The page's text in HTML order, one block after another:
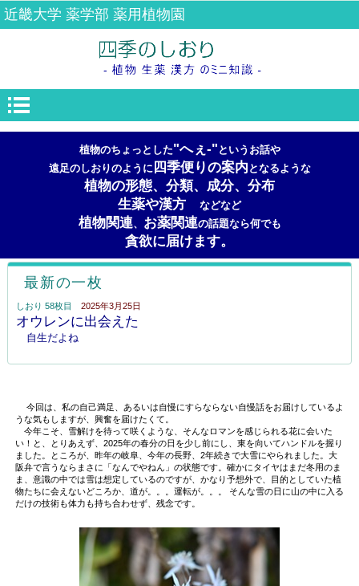
近畿大学 薬学部 薬用植物園
植物のちょっとした"へぇ-" というお話や
遠足のしおりのように四季便りの案内 となるような
植物の形態、分類、成分、分布
生薬や漢方
などなど
植物関連、 お薬関連の話題なら何でも
貪欲に届けます。
最新の一枚
しおり 58枚目 2025年3月25日
オウレンに出会えた
自生だよね
今回は、私の自己満足、あるいは自慢にすらならない自慢話をお届けしているよ
うな気もしますが、興奮を届けたくて。
今年こそ、雪解けを待って咲くような、そんなロマンを感じられる花に会いた
い！と、とりあえず、2025年の春分の日を少し前にし、東を向いてハンドルを握り
ました。ところが、昨年の岐阜、今年の長野、2年続きで大雪にやられました。大
阪弁で言うならまさに「なんでやねん」の状態です。確かにタイヤはまだ冬用のま
ま、意識の中では雪は想定しているのですが、かなり予想外で、目的としていた植
物たちに会えないどころか、道が。。。運転が。。。 そんな雪の日に山の中に入る
だけの技術も体力も持ち合わせず、残念です。